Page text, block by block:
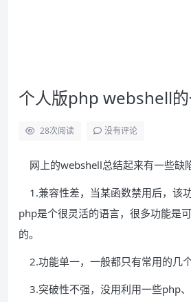
个人版php webshell
28次阅读 没有评论
网上的webshell总结起来有一些缺陷
1.兼容性差，当某函数禁用后，该
php是个很灵活的语言，很多功能是
的。
2.功能单一，一般都只有常用的几
3.突破性不强，没用利用一些php